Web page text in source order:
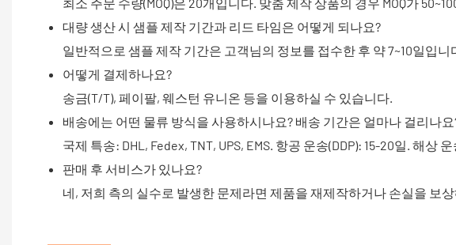
대량 생산 시 샘플 제작 기간과 리드 타임은 어떻게 되나요?
일반적으로 샘플 제작 기간은 고객님의 정보를 접수한 후 약 7~10일입니
어떻게 결제하나요?
송금(T/T), 페이팔, 웨스턴 유니온 등을 이용하실 수 있습니다.
배송에는 어떤 물류 방식을 사용하시나요? 배송 기간은 얼마나 걸리나요
국제 특송: DHL, Fedex, TNT, UPS, EMS. 항공 운송(DDP): 15-20일. 해상
판매 후 서비스가 있나요?
네, 저희 측의 실수로 발생한 문제라면 제품을 재제작하거나 손실을 보